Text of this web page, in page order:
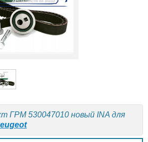
ГРМ 530047010 новый INA для